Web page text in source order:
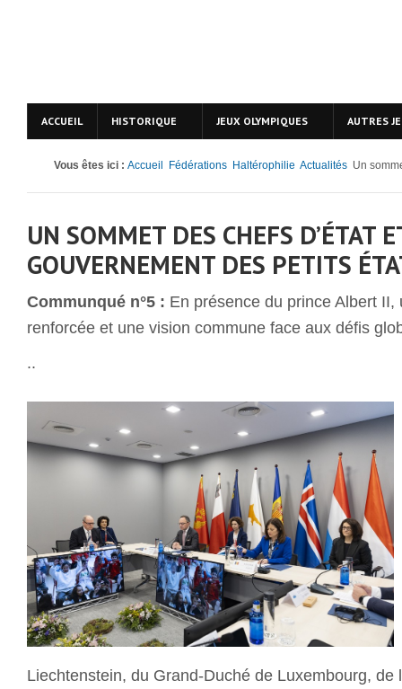
ACCUEIL HISTORIQUE JEUX OLYMPIQUES AUTRES
Vous êtes ici : Accueil Fédérations Haltérophilie Actualités Un
UN SOMMET DES CHEFS D’ÉTAT
GOUVERNEMENT DES PETITS
Communqué n°5 : En présence du prince Albert II,
renforcée et une vision commune face aux défis
..
Liechtenstein, du Grand-Duché de Luxembourg, de